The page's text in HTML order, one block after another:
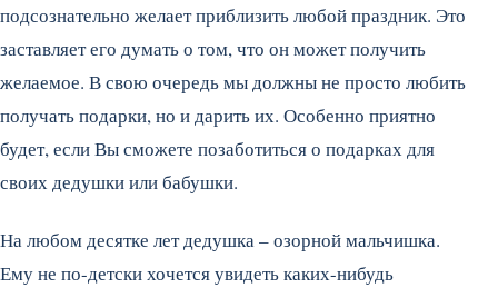
подсознательно желает приблизить любой праздник. Это
заставляет его думать о том, что он может получить
желаемое. В свою очередь мы должны не просто любить
получать подарки, но и дарить их. Особенно приятно
будет, если Вы сможете позаботиться о подарках для
своих дедушки или бабушки.
На любом десятке лет дедушка – озорной мальчишка.
Ему не по-детски хочется увидеть каких-нибудь